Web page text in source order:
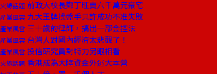
火線話題 前政大校長鄭丁旺賣六千萬元豪宅
產業風雲 九大王牌操盤手只許成功不准失敗
產業風雲 三十歲的律師，搞出一部金控法
產業風雲 台灣人對國內經濟太悲觀了！
產業風雲 投信研究員對特力另眼相看
火線話題 香港成為大陸資金外逃大本營